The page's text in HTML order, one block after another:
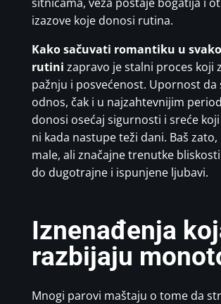
izazove koje donosi rutina.
Kako sačuvati romantiku u
rutini zapravo je stalni proces koji
pažnju i posvećenost. Upornost da
odnos, čak i u najzahtevnijim
donosi osećaj sigurnosti i sreće
ni kada nastupe teži dani. Baš
male, ali značajne trenutke
do dugotrajne i ispunjene ljubavi.
Iznenađenja
razbijaju
Mnogi parovi maštaju o tome da